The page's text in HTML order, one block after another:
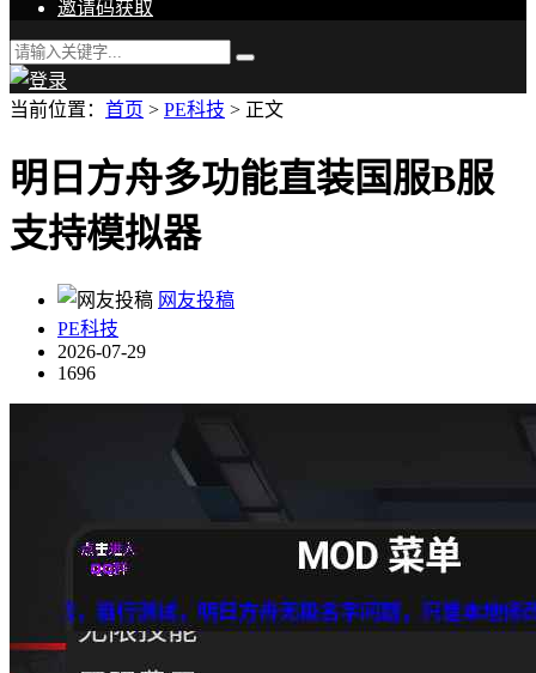
邀请码获取
当前位置： 首页 > PE科技 > 正文
明日方舟多功能直装国服B服
支持模拟器
网友投稿
PE科技
2026-07-29
1696